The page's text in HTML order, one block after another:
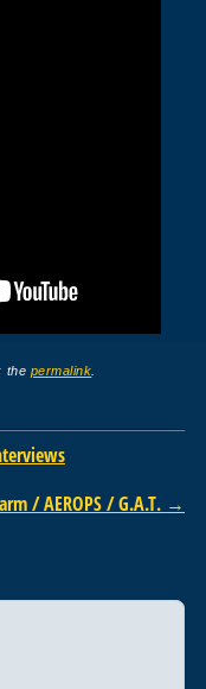
the permalink
/ AEROPS / G.A.T. →